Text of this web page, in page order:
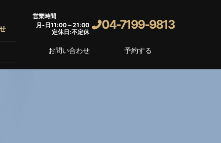
営業時間
月-日11:00～21:00
定休日:不定休
04-7199-9813
お問い合わせ 予約する